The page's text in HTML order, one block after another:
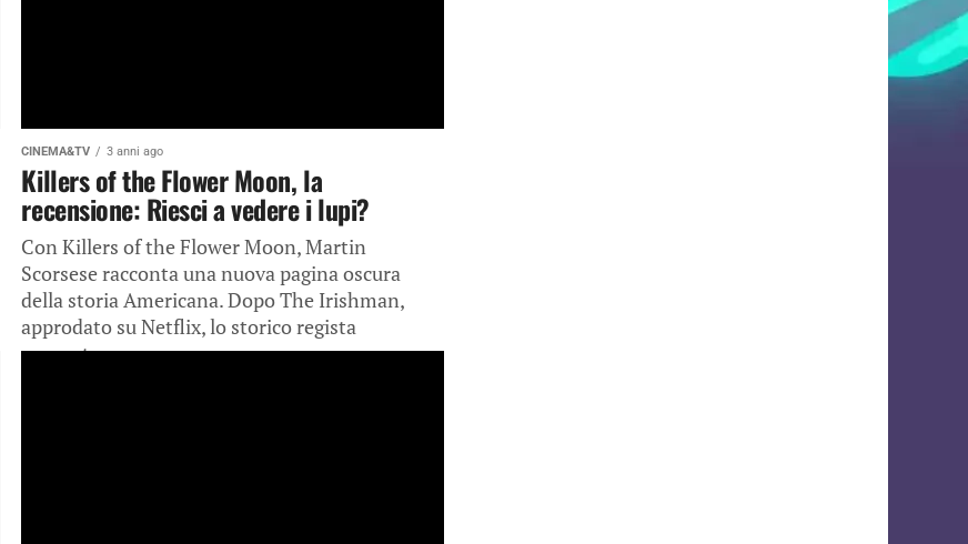
CINEMA&TV 3 anni ago
Killers of the Flower Moon, la
recensione: Riesci a vedere i lupi?
Con Killers of the Flower Moon, Martin
Scorsese racconta una nuova pagina oscura
della storia Americana. Dopo The Irishman,
approdato su Netflix, lo storico regista
aumenta...